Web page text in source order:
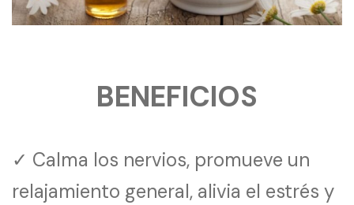
BENEFICIOS
✓ Calma los nervios, promueve un
relajamiento general, alivia el estrés y